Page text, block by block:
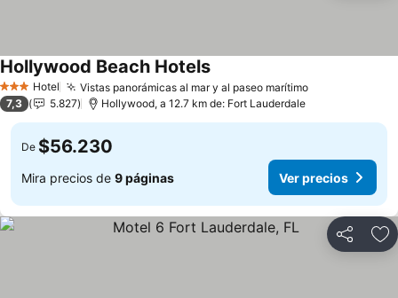
3 Estrellas
Hotel Vistas panorámicas al mar y al paseo marítimo
Hollywood Beach Hotels
7,3 5.827 Hollywood, a 12.7 km de: Fort Lauderdale
De $56.230
Mira precios de 9 páginas Ver precios
Compartir